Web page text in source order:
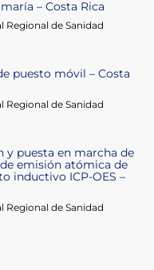
– Costa Rica
Regional de Sanidad
puesto móvil – Costa
Regional de Sanidad
y puesta en marcha de
emisión atómica de
inductivo ICP-OES –
Regional de Sanidad